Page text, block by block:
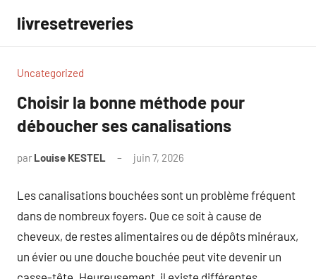
contenu
livresetreveries
Uncategorized
Choisir la bonne méthode pour
déboucher ses canalisations
par Louise KESTEL juin 7, 2026
Les canalisations bouchées sont un problème fréquent
dans de nombreux foyers. Que ce soit à cause de
cheveux, de restes alimentaires ou de dépôts minéraux,
un évier ou une douche bouchée peut vite devenir un